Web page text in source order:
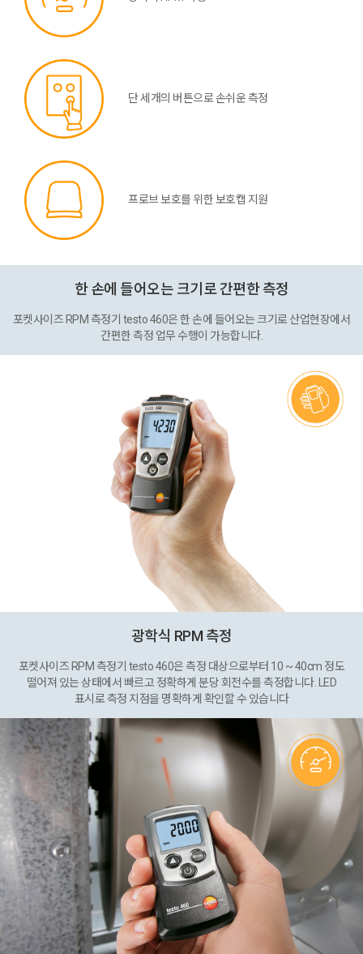
단 세개의 버튼으로 손쉬운 측정
프로브 보호를 위한 보호캡 지원
한 손에 들어오는 크기로 간편한 측정
포켓사이즈 RPM 측정기 testo 460은 한 손에 들어오는 크기로 산업현장에서
간편한 측정 업무 수행이 가능합니다.
광학식 RPM 측정
포켓사이즈 RPM 측정기 testo 460은 측정 대상으로부터 10 ~ 40cm 정도
떨어져 있는 상태에서 빠르고 정확하게 분당 회전수를 측정합니다. LED
표시로 측정 지점을 명확하게 확인할 수 있습니다